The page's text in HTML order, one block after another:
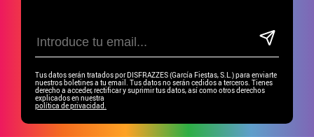
Tus datos serán tratados por DISFRAZZES (García Fiestas, S.L.) para enviarte
nuestros boletines a tu email. Tus datos no serán cedidos a terceros. Tienes
derecho a acceder, rectificar y suprimir tus datos, así como otros derechos
explicados en nuestra
política de privacidad.